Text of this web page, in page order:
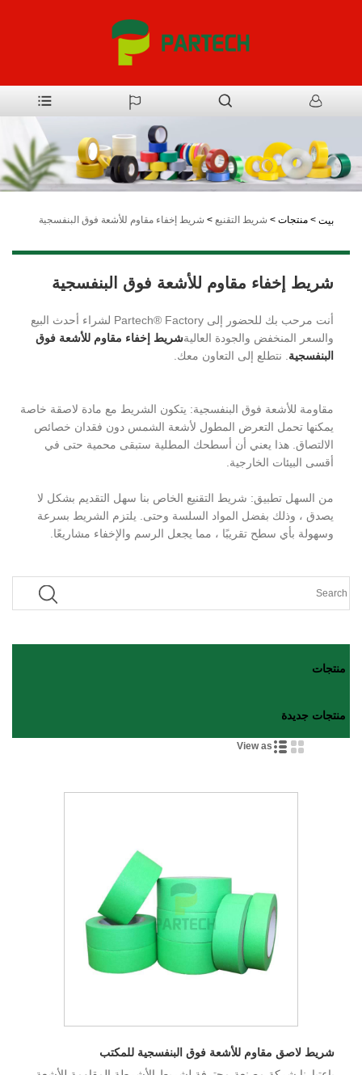
بيت > منتجات > شريط التقنيع > شريط إخفاء مقاوم للأشعة فوق البنفسجية
شريط إخفاء مقاوم للأشعة فوق البنفسجية
أنت مرحب بك للحضور إلى Partech® Factory لشراء أحدث البيع
والسعر المنخفض والجودة العاليةشريط إخفاء مقاوم للأشعة فوق
البنفسجية. نتطلع إلى التعاون معك.
مقاومة للأشعة فوق البنفسجية: يتكون الشريط مع مادة لاصقة خاصة
يمكنها تحمل التعرض المطول لأشعة الشمس دون فقدان خصائص
الالتصاق. هذا يعني أن أسطحك المطلية ستبقى محمية حتى في
أقسى البيئات الخارجية.
من السهل تطبيق: شريط التقنيع الخاص بنا سهل التقديم بشكل لا
يصدق ، وذلك بفضل المواد السلسة وحتى. يلتزم الشريط بسرعة
وسهولة بأي سطح تقريبًا ، مما يجعل الرسم والإخفاء مشاريعًا.
منتجات
منتجات جديدة
View as
شريط لاصق مقاوم للأشعة فوق البنفسجية للمكتب